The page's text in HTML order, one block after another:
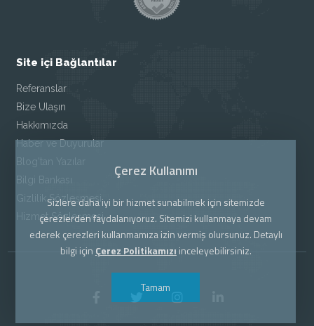
Site içi Bağlantılar
Referanslar
Bize Ulaşın
Hakkımızda
Haber ve Duyurular
Blog'tan Yazılar
Bilgi Bankası
Gizlilik Sözleşmesi
Hizmet Sözleşmesi
Çerez Kullanımı
Sizlere daha iyi bir hizmet sunabilmek için sitemizde
çerezlerden faydalanıyoruz. Sitemizi kullanmaya devam
ederek çerezleri kullanmamıza izin vermiş olursunuz. Detaylı
bilgi için Çerez Politikamızı inceleyebilirsiniz.
Tamam